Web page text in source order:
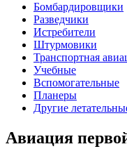
Бомбардировщики
Разведчики
Истребители
Штурмовики
Транспортная
Учебные
Вспомогательные
Планеры
Другие
Авиация